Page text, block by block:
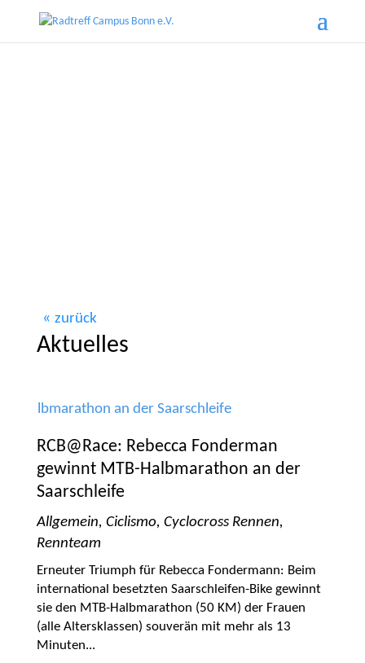
zurück
Aktuelles
RCB@Race: Rebecca Fonderman
gewinnt MTB-Halbmarathon an der
Saarschleife
Allgemein, Ciclismo, Cyclocross Rennen,
Rennteam
Erneuter Triumph für Rebecca Fondermann: Beim
international besetzten Saarschleifen-Bike gewinnt
sie den MTB-Halbmarathon (50 KM) der Frauen
(alle Altersklassen) souverän mit mehr als 13
Minuten...